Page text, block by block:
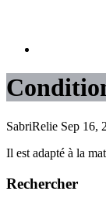
SabriRelie Sep 16,
Il est adapté à la
Rechercher